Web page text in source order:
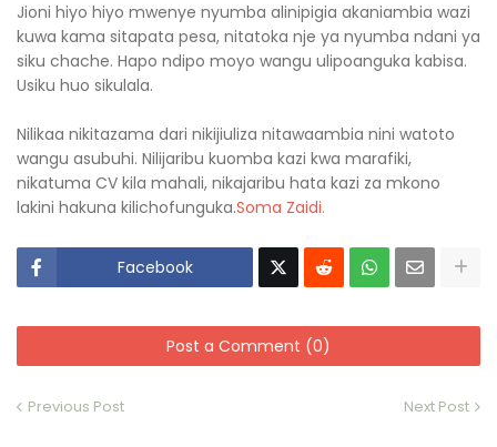
Jioni hiyo hiyo mwenye nyumba alinipigia akaniambia wazi
kuwa kama sitapata pesa, nitatoka nje ya nyumba ndani ya
siku chache. Hapo ndipo moyo wangu ulipoanguka kabisa.
Usiku huo sikulala.
Nilikaa nikitazama dari nikijiuliza nitawaambia nini watoto
wangu asubuhi. Nilijaribu kuomba kazi kwa marafiki,
nikatuma CV kila mahali, nikajaribu hata kazi za mkono
lakini hakuna kilichofunguka.Soma Zaidi.
Facebook
Post a Comment (0)
Previous Post Next Post